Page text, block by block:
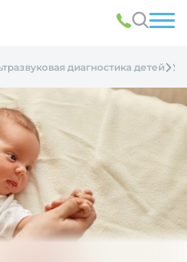
диагностика детей